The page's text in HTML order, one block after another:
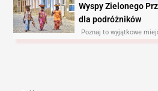
Wyspy Zielonego
dla podróżników
Poznaj to wyjątkowe